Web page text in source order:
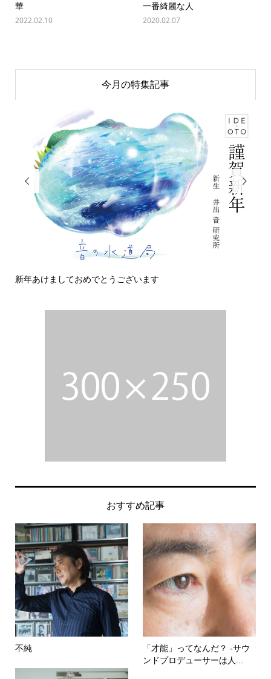
華
2022.02.10
一番綺麗な人
2020.02.07
今月の特集記事

新年あけましておめでとうございます

おすすめ記事
不純
「才能」ってなんだ？ -サウ
ンドプロデューサーは人...